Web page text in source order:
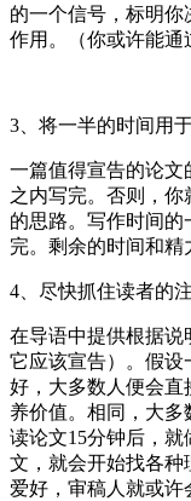
的一个信号，标明你
作用。（你或许能通
3、将一半的时间用
一篇值得宣告的论文
之内写完。否则，
的思路。写作时间
完。剩余的时间和精
4、尽快抓住读者的
在导语中提供根据说
它应该宣告）。假设
好，大多数人便会直
养价值。相同，大多
读论文15分钟后，
文，就会开始找各种
爱好，审稿人就或